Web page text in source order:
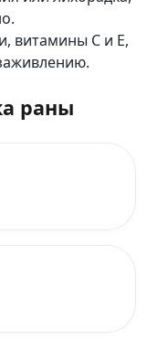
витамины C и E,
раны